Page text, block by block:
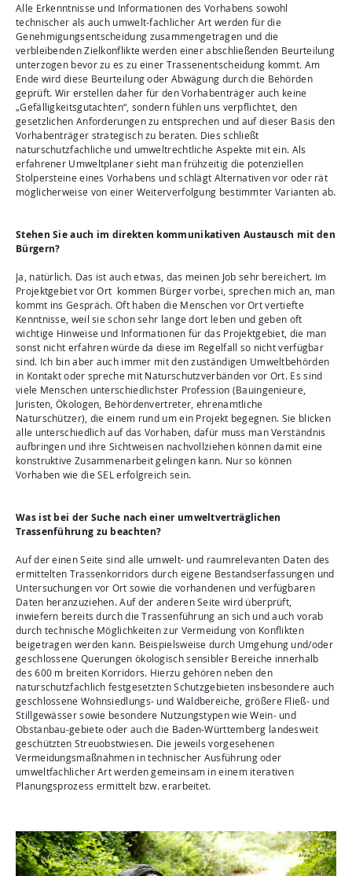
Alle Erkenntnisse und Informationen des Vorhabens sowohl
technischer als auch umwelt-fachlicher Art werden für die
Genehmigungsentscheidung zusammengetragen und die
verbleibenden Zielkonflikte werden einer abschließenden Beurteilung
unterzogen bevor zu es zu einer Trassenentscheidung kommt. Am
Ende wird diese Beurteilung oder Abwägung durch die Behörden
geprüft. Wir erstellen daher für den Vorhabenträger auch keine
„Gefälligkeitsgutachten“, sondern fühlen uns verpflichtet, den
gesetzlichen Anforderungen zu entsprechen und auf dieser Basis den
Vorhabenträger strategisch zu beraten. Dies schließt
naturschutzfachliche und umweltrechtliche Aspekte mit ein. Als
erfahrener Umweltplaner sieht man frühzeitig die potenziellen
Stolpersteine eines Vorhabens und schlägt Alternativen vor oder rät
möglicherweise von einer Weiterverfolgung bestimmter Varianten ab.
Stehen Sie auch im direkten kommunikativen Austausch mit den
Bürgern?
Ja, natürlich. Das ist auch etwas, das meinen Job sehr bereichert. Im
Projektgebiet vor Ort kommen Bürger vorbei, sprechen mich an, man
kommt ins Gespräch. Oft haben die Menschen vor Ort vertiefte
Kenntnisse, weil sie schon sehr lange dort leben und geben oft
wichtige Hinweise und Informationen für das Projektgebiet, die man
sonst nicht erfahren würde da diese im Regelfall so nicht verfügbar
sind. Ich bin aber auch immer mit den zuständigen Umweltbehörden
in Kontakt oder spreche mit Naturschutzverbänden vor Ort. Es sind
viele Menschen unterschiedlichster Profession (Bauingenieure,
Juristen, Ökologen, Behördenvertreter, ehrenamtliche
Naturschützer), die einem rund um ein Projekt begegnen. Sie blicken
alle unterschiedlich auf das Vorhaben, dafür muss man Verständnis
aufbringen und ihre Sichtweisen nachvollziehen können damit eine
konstruktive Zusammenarbeit gelingen kann. Nur so können
Vorhaben wie die SEL erfolgreich sein.
Was ist bei der Suche nach einer umweltverträglichen
Trassenführung zu beachten?
Auf der einen Seite sind alle umwelt- und raumrelevanten Daten des
ermittelten Trassenkorridors durch eigene Bestandserfassungen und
Untersuchungen vor Ort sowie die vorhandenen und verfügbaren
Daten heranzuziehen. Auf der anderen Seite wird überprüft,
inwiefern bereits durch die Trassenführung an sich und auch vorab
durch technische Möglichkeiten zur Vermeidung von Konflikten
beigetragen werden kann. Beispielsweise durch Umgehung und/oder
geschlossene Querungen ökologisch sensibler Bereiche innerhalb
des 600 m breiten Korridors. Hierzu gehören neben den
naturschutzfachlich festgesetzten Schutzgebieten insbesondere auch
geschlossene Wohnsiedlungs- und Waldbereiche, größere Fließ- und
Stillgewässer sowie besondere Nutzungstypen wie Wein- und
Obstanbau-gebiete oder auch die Baden-Württemberg landesweit
geschützten Streuobstwiesen. Die jeweils vorgesehenen
Vermeidungsmaßnahmen in technischer Ausführung oder
umweltfachlicher Art werden gemeinsam in einem iterativen
Planungsprozess ermittelt bzw. erarbeitet.